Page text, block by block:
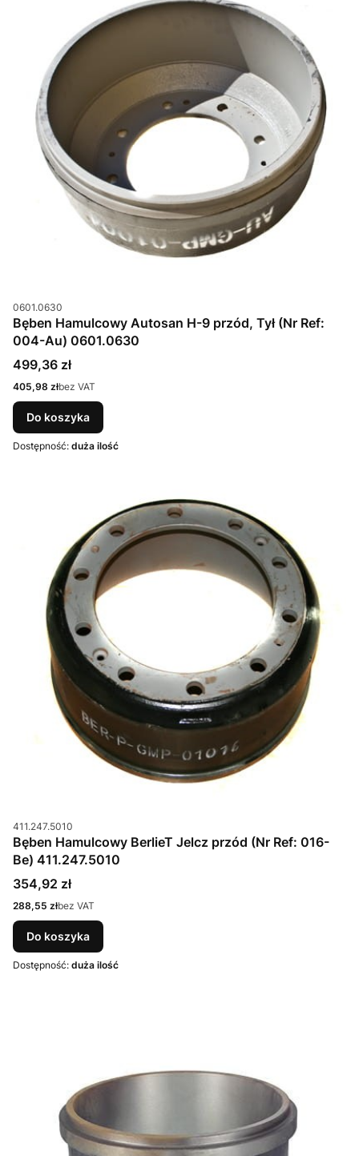
Kod produktu
0601.0630
Bęben Hamulcowy Autosan H-9 przód, Tył (Nr Ref:
004-Au) 0601.0630
Cena
499,36 zł
Cena
405,98 złbez VAT
Do koszyka
Dostępność: duża ilość
Kod produktu
411.247.5010
Bęben Hamulcowy BerlieT Jelcz przód (Nr Ref: 016-
Be) 411.247.5010
Cena
354,92 zł
Cena
288,55 złbez VAT
Do koszyka
Dostępność: duża ilość